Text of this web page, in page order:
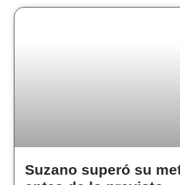
Suzano superó su